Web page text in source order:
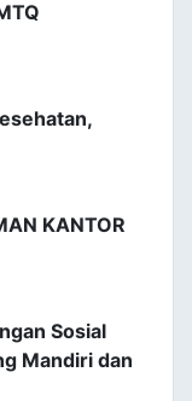
KANTOR
Sosial
Mandiri dan